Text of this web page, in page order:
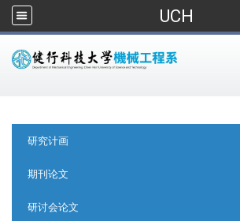
UCH
研究计画
期刊论文
研讨会论文